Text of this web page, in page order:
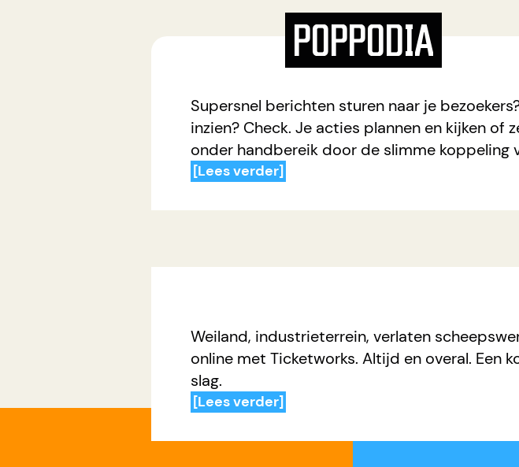
POPPODIA
Supersnel berichten sturen naar je
inzien? Check. Je acties plannen en kijken
onder handbereik door de slimme
[Lees verder]
Weiland, industrieterrein, verlaten
online met Ticketworks. Altijd en overal. Een
slag.
[Lees verder]